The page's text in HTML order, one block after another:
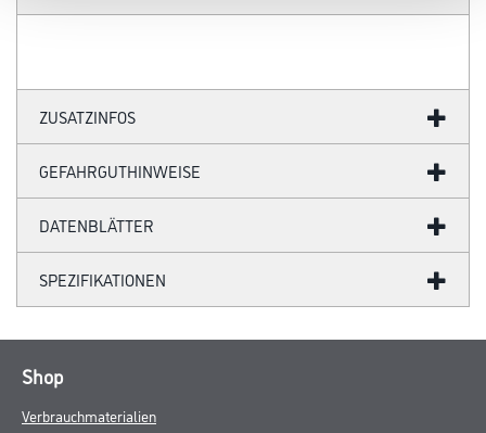
ZUSATZINFOS
GEFAHRGUTHINWEISE
DATENBLÄTTER
SPEZIFIKATIONEN
Shop
Verbrauchmaterialien